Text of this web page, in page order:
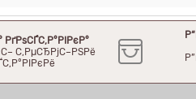
РґРѕСЃС‚Р°РІРєР°
С‚РµСЂРјС–РЅРё